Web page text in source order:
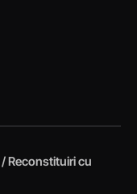
/ Reconstituiri cu